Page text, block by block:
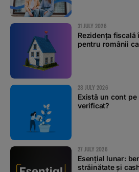
31 JULY 2026
Rezidența fiscală
pentru românii
28 JULY 2026
Există un cont
verificat?
27 JULY 2026
Esențial lunar:
străinătate și